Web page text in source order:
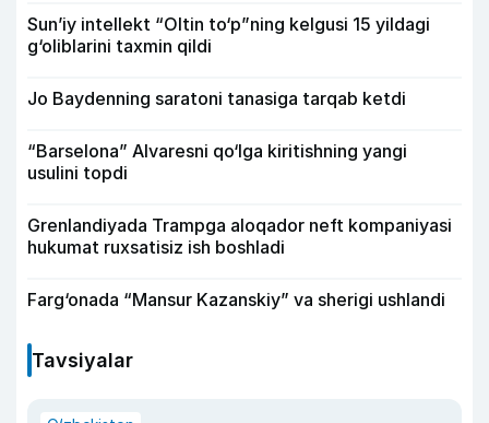
Sun’iy intellekt “Oltin to‘p”ning kelgusi 15 yildagi
g‘oliblarini taxmin qildi
Jo Baydenning saratoni tanasiga tarqab ketdi
“Barselona” Alvaresni qo‘lga kiritishning yangi
usulini topdi
Grenlandiyada Trampga aloqador neft kompaniyasi
hukumat ruxsatisiz ish boshladi
Farg‘onada “Mansur Kazanskiy” va sherigi ushlandi
Tavsiyalar